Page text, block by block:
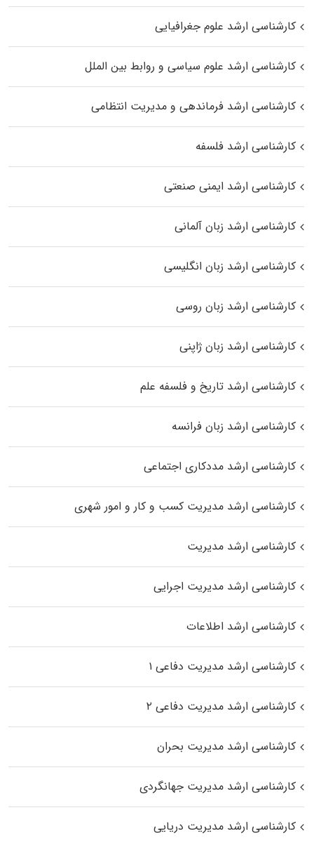
کارشناسی ارشد علوم جغرافیایی
کارشناسی ارشد علوم سیاسی و روابط بین الملل
کارشناسی ارشد فرماندهی و مدیریت انتظامی
کارشناسی ارشد فلسفه
کارشناسی ارشد ایمنی صنعتی
کارشناسی ارشد زبان آلمانی
کارشناسی ارشد زبان انگلیسی
کارشناسی ارشد زبان روسی
کارشناسی ارشد زبان ژاپنی
کارشناسی ارشد تاریخ و فلسفه علم
کارشناسی ارشد زبان فرانسه
کارشناسی ارشد مددکاری اجتماعی
کارشناسی ارشد مدیریت کسب و کار و امور شهری
کارشناسی ارشد مدیریت
کارشناسی ارشد مدیریت اجرایی
کارشناسی ارشد اطلاعات
کارشناسی ارشد مدیریت دفاعی ۱
کارشناسی ارشد مدیریت دفاعی ۲
کارشناسی ارشد مدیریت بحران
کارشناسی ارشد مدیریت جهانگردی
کارشناسی ارشد مدیریت دریایی